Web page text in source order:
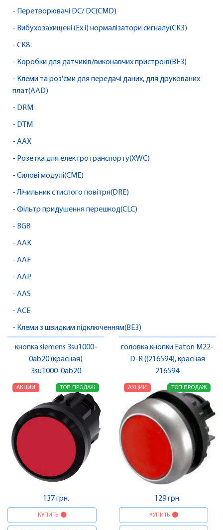
- Перетворювачі DC/ DC(CMD)
- Вибухозахищені (Ex i) нормалізатори сигналу(CK3)
- CK8
- Коробки для датчиків/виконавчих пристроїв(BF3)
- Клеми та роз'єми для передачі даних, для друкованих
плат(AAD)
- DRM
- DTM
- AAX
- Розетка для електротранспорту(XWC)
- Силові модулі(CME)
- Лічильник стислого повітря(DRE)
- Фільтр придушення перешкод(CLC)
- BG8
- AAK
- AAE
- AAP
- AAS
- ACE
- Клеми з швидким підключенням(BE3)
кнопка siemens 3su1000-
0ab20 (красная)
3su1000-0ab20
АКЦИИ ТОП ПРОДАЖ
137 грн.
КУПИТЬ
головка кнопки Eaton M22-
D-R ((216594), красная
216594
АКЦИИ ТОП ПРОДАЖ
129 грн.
КУПИТЬ